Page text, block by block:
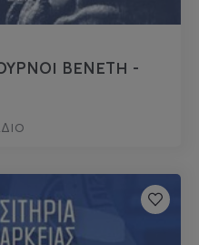
ΒΕΝΕΤΗ -